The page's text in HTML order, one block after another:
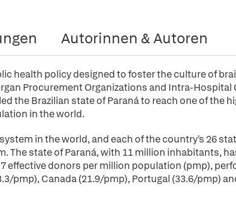
Autorinnen & Autoren
health policy designed to foster the culture of
Procurement Organizations and Intra-Hospital
the Brazilian state of Paraná to reach one of the
in the world.
in the world, and each of the country's 26
The state of Paraná, with 11 million inhabitants,
effective donors per million population (pmp),
pmp), Canada (21.9/pmp), Portugal (33.6/pmp)